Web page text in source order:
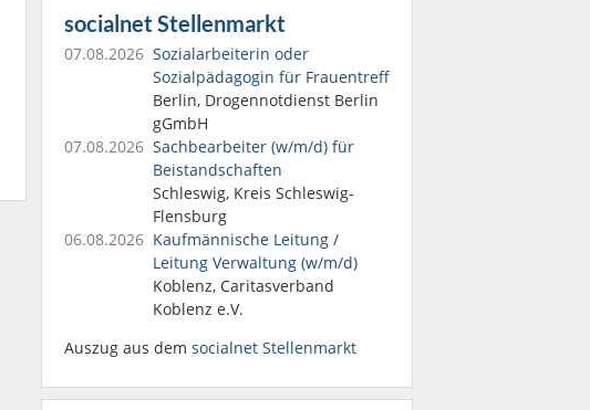
socialnet Stellenmarkt
07.08.2026 Sozialarbeiterin oder
Sozialpädagogin für Frauentreff
Berlin, Drogennotdienst Berlin
gGmbH
07.08.2026 Sachbearbeiter (w/m/d) für
Beistandschaften
Schleswig, Kreis Schleswig-
Flensburg
06.08.2026 Kaufmännische Leitung /
Leitung Verwaltung (w/m/d)
Koblenz, Caritasverband
Koblenz e.V.
Auszug aus dem socialnet Stellenmarkt